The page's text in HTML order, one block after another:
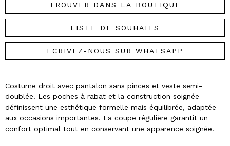
TROUVER DANS LA BOUTIQUE
LISTE DE SOUHAITS
ECRIVEZ-NOUS SUR WHATSAPP
Costume droit avec pantalon sans pinces et veste semi-
doublée. Les poches à rabat et la construction soignée
définissent une esthétique formelle mais équilibrée, adaptée
aux occasions importantes. La coupe régulière garantit un
confort optimal tout en conservant une apparence soignée.